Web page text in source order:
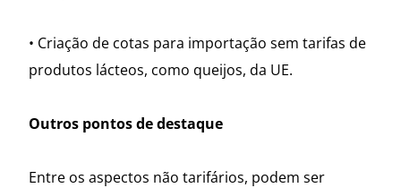
• Criação de cotas para importação sem tarifas de
produtos lácteos, como queijos, da UE.
Outros pontos de destaque
Entre os aspectos não tarifários, podem ser